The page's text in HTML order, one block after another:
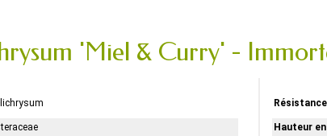
'Miel & Curry' -
Hauteur